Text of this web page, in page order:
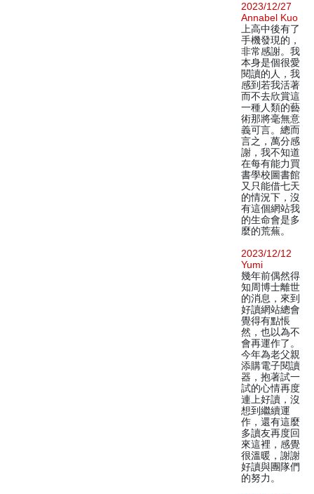
2023/12/27
Annabel Kuo
上高中後有了
手機發現的，
非常感謝。我
本身是個很愛
閱讀的人，我
感到若我活著
而不去欣賞這
一種人類的藝
術那將毫無意
義可言。總而
言之，萬分感
謝，我不知道
在每有能力買
書學校圖書館
又只能借七天
的情況下，沒
有這個網站我
的生命會是多
麼的荒蕪。
2023/12/12
Yumi
幾年前偶然得
知周博士離世
的消息，來到
好讀網站總會
覺得有點悵
然，也以為不
會再運作了。
今年為老父親
添購電子閱讀
器，抱著試一
試的心情再度
連上好讀，沒
想到繼續運
作，還有這麼
多讀友再度回
來這裡，感覺
很溫暖，謝謝
好讀與團隊們
的努力。